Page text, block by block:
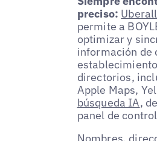
preciso:
permite a
optimizar y
información de
directorios,
Apple Maps,
búsqueda IA,
panel de
Nombres,